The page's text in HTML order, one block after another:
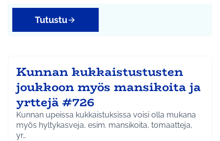
Tutustu
Kunnan kukkaistustusten
joukkoon myös mansikoita ja
yrttejä #726
Kunnan upeissa kukkaistuksissa voisi olla mukana
myös hyltykasveja, esim. mansikoita, tomaatteja,
yr…